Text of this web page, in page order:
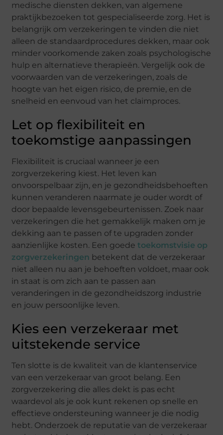
medische diensten dekken, van algemene
praktijkbezoeken tot gespecialiseerde zorg. Het is
belangrijk om verzekeringen te vinden die niet
alleen de standaardprocedures dekken, maar ook
minder voorkomende zaken zoals psychologische
hulp en alternatieve therapieën. Vergelijk ook de
voorwaarden van de verzekeringen, zoals de
hoogte van het eigen risico, de premie, en de
snelheid en eenvoud van het claimproces.
Let op flexibiliteit en
toekomstige aanpassingen
Flexibiliteit is cruciaal wanneer je een
zorgverzekering kiest. Het leven kan
onvoorspelbaar zijn, en je gezondheidsbehoeften
kunnen veranderen naarmate je ouder wordt of
door bepaalde levensgebeurtenissen. Zoek naar
verzekeringen die het gemakkelijk maken om je
dekking aan te passen of te upgraden zonder
aanzienlijke kosten. Een goedetoekomstvisie op
zorgverzekeringen betekent dat de verzekeraar
niet alleen nu aan je behoeften voldoet, maar ook
in staat is om zich aan te passen aan
veranderingen in de gezondheidszorg industrie
en jouw persoonlijke leven.
Kies een verzekeraar met
uitstekende service
Ten slotte is de kwaliteit van de klantenservice
van een verzekeraar van groot belang. Een
zorgverzekering die alles dekt is pas echt
waardevol als je ook kunt rekenen op snelle en
effectieve ondersteuning wanneer je die nodig
hebt. Onderzoek de reputatie van de verzekeraar